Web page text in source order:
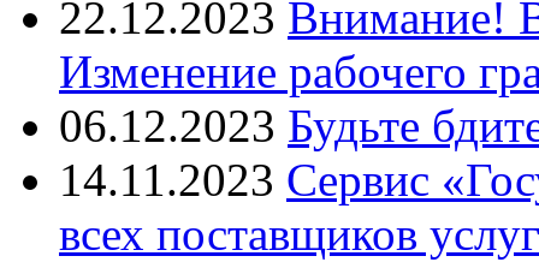
22.12.2023 Внимание!
Изменение рабочего
06.12.2023 Будьте
14.11.2023 Сервис
всех поставщиков